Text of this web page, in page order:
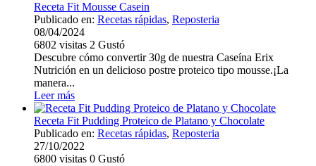
Receta Fit Mousse Casein
Publicado en: Recetas rápidas, Reposteria
08/04/2024
6802 visitas 2 Gustó
Descubre cómo convertir 30g de nuestra Caseína Erix
Nutrición en un delicioso postre proteico tipo mousse.¡La
manera...
Leer más
Receta Fit Pudding Proteico de Platano y Chocolate
Publicado en: Recetas rápidas, Reposteria
27/10/2022
6800 visitas 0 Gustó